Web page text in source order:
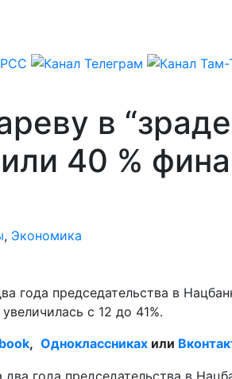
в
40 %
, Экономика
года председательства в
с 12 до 41%.
, Одноклассниках или